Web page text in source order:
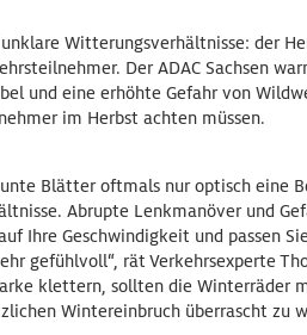
Witterungsverhältnisse: der
Der ADAC Sachsen
und eine erhöhte Gefahr von
im Herbst achten müssen.
Blätter oftmals nur optisch eine
Abrupte Lenkmanöver und
Ihre Geschwindigkeit und passen
gefühlvoll“, rät Verkehrsexperte
klettern, sollten die Winterräder
Wintereinbruch überrascht zu